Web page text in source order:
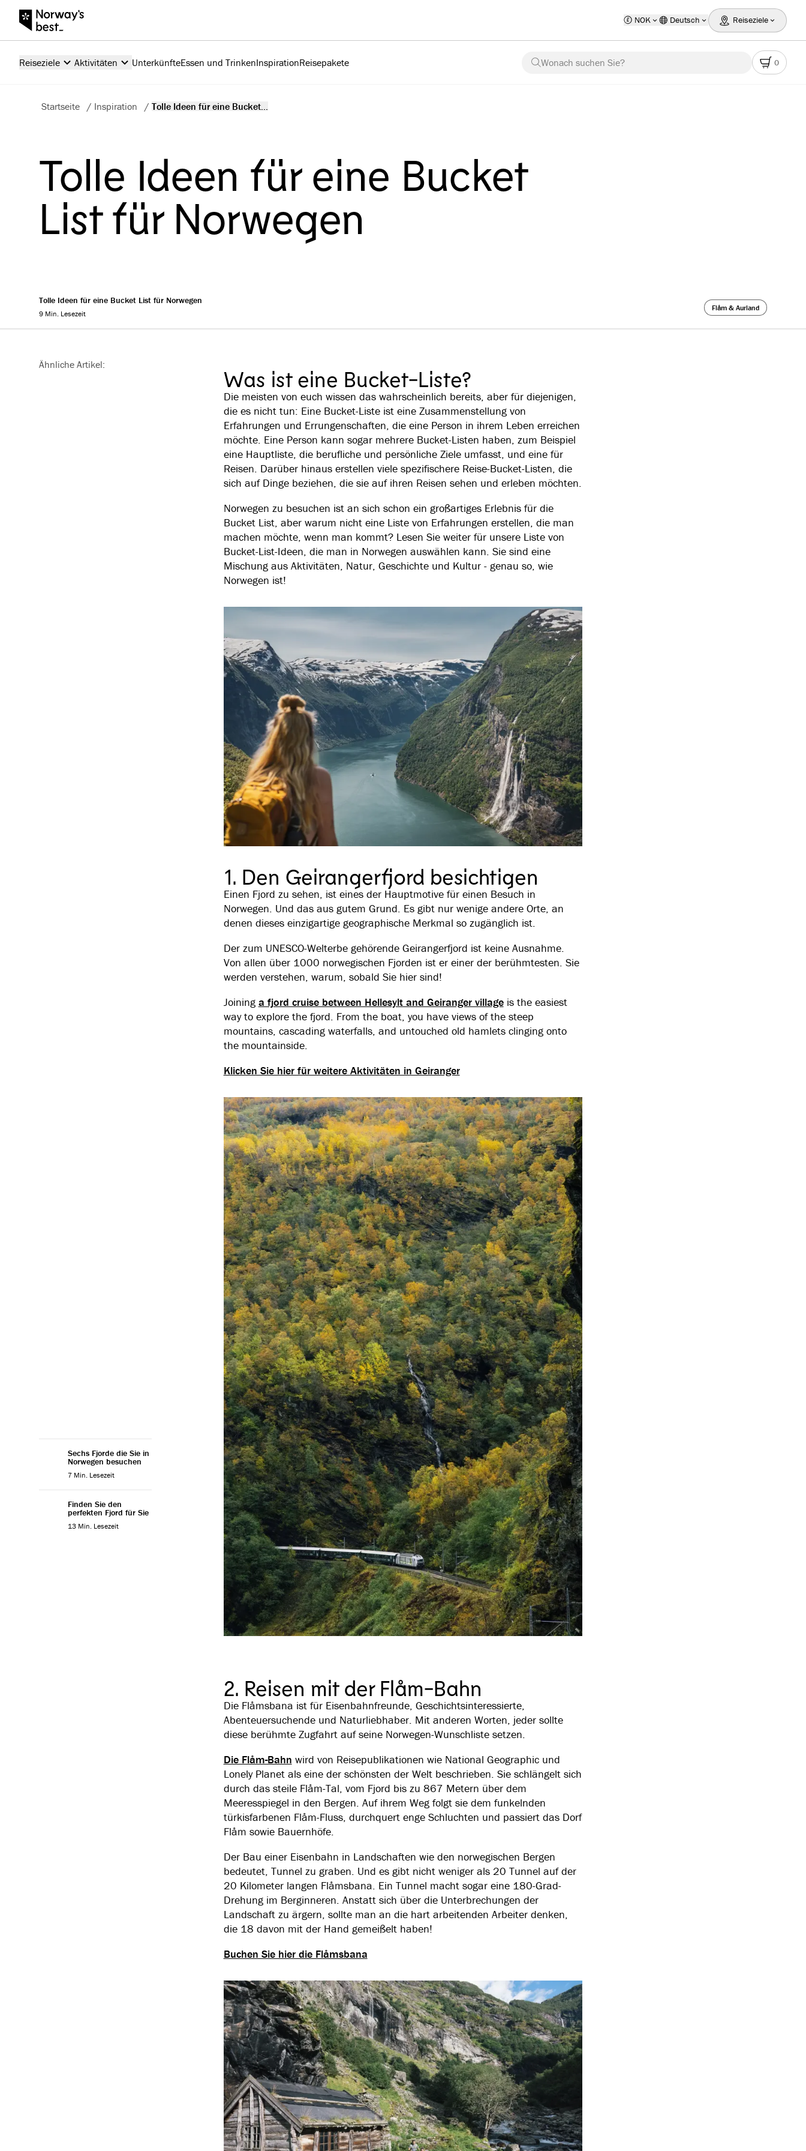
NOK Deutsch Reiseziele
Reiseziele Aktivitäten UnterkünfteEssen und TrinkenInspirationReisepakete Wonach suchen Sie? 0
Startseite / Inspiration / Tolle Ideen für eine Bucket...
Tolle Ideen für eine Bucket
List für Norwegen
Flåm & Aurland
Tolle Ideen für eine Bucket List für Norwegen
9 Min. Lesezeit
Ähnliche Artikel:
Sechs Fjorde die Sie in
Norwegen besuchen
7 Min. Lesezeit
Finden Sie den
perfekten Fjord für Sie
13 Min. Lesezeit
Entdecken Sie Norwegen mit diesen 11 Ideen für Ihre
Bucket-List, die Natur, Geschichte und Kultur verbinden.
Erleben Sie den majestätischen Geirangerfjord, nehmen
Sie die malerische Flåm-Bahn, wandern Sie durch das
Aurlandsdalen-Tal und gehen Sie in Lofoten angeln.
Schwimmen Sie in einem Fjord, beobachten Sie das
Blühen der Obstbäume in Hardanger und wandern Sie für
atemberaubende Fjord-Aussichten. Erkunden Sie
einzigartige Stabkirchen, radeln Sie auf der historischen
Bahntrasse der Bahnarbeiter, entdecken Sie das
lebendige Oslo und jagen Sie entweder das Nordlicht oder
genießen Sie die Mitternachtssonne. Jede Aktivität bietet
einen einzigartigen Ausschnitt norwegischer Schönheit
und Abenteuer.
Was ist eine Bucket-Liste?
Die meisten von euch wissen das wahrscheinlich bereits, aber für diejenigen,
die es nicht tun: Eine Bucket-Liste ist eine Zusammenstellung von
Erfahrungen und Errungenschaften, die eine Person in ihrem Leben erreichen
möchte. Eine Person kann sogar mehrere Bucket-Listen haben, zum Beispiel
eine Hauptliste, die berufliche und persönliche Ziele umfasst, und eine für
Reisen. Darüber hinaus erstellen viele spezifischere Reise-Bucket-Listen, die
sich auf Dinge beziehen, die sie auf ihren Reisen sehen und erleben möchten.
Norwegen zu besuchen ist an sich schon ein großartiges Erlebnis für die
Bucket List, aber warum nicht eine Liste von Erfahrungen erstellen, die man
machen möchte, wenn man kommt? Lesen Sie weiter für unsere Liste von
Bucket-List-Ideen, die man in Norwegen auswählen kann. Sie sind eine
Mischung aus Aktivitäten, Natur, Geschichte und Kultur - genau so, wie
Norwegen ist!
1. Den Geirangerfjord besichtigen
Einen Fjord zu sehen, ist eines der Hauptmotive für einen Besuch in
Norwegen. Und das aus gutem Grund. Es gibt nur wenige andere Orte, an
denen dieses einzigartige geographische Merkmal so zugänglich ist.
Der zum UNESCO-Welterbe gehörende Geirangerfjord ist keine Ausnahme.
Von allen über 1000 norwegischen Fjorden ist er einer der berühmtesten. Sie
werden verstehen, warum, sobald Sie hier sind!
Joining a fjord cruise between Hellesylt and Geiranger villageis the easiest
way to explore the fjord. From the boat, you have views of the steep
mountains, cascading waterfalls, and untouched old hamlets clinging onto
the mountainside.
Klicken Sie hier für weitere Aktivitäten in Geiranger
2. Reisen mit der Flåm-Bahn
Die Flåmsbana ist für Eisenbahnfreunde, Geschichtsinteressierte,
Abenteuersuchende und Naturliebhaber. Mit anderen Worten, jeder sollte
diese berühmte Zugfahrt auf seine Norwegen-Wunschliste setzen.
Die Flåm-Bahn wird von Reisepublikationen wie National Geographic und
Lonely Planet als eine der schönsten der Welt beschrieben. Sie schlängelt sich
durch das steile Flåm-Tal, vom Fjord bis zu 867 Metern über dem
Meeresspiegel in den Bergen. Auf ihrem Weg folgt sie dem funkelnden
türkisfarbenen Flåm-Fluss, durchquert enge Schluchten und passiert das Dorf
Flåm sowie Bauernhöfe.
Der Bau einer Eisenbahn in Landschaften wie den norwegischen Bergen
bedeutet, Tunnel zu graben. Und es gibt nicht weniger als 20 Tunnel auf der
20 Kilometer langen Flåmsbana. Ein Tunnel macht sogar eine 180-Grad-
Drehung im Berginneren. Anstatt sich über die Unterbrechungen der
Landschaft zu ärgern, sollte man an die hart arbeitenden Arbeiter denken,
die 18 davon mit der Hand gemeißelt haben!
Buchen Sie hier die Flåmsbana